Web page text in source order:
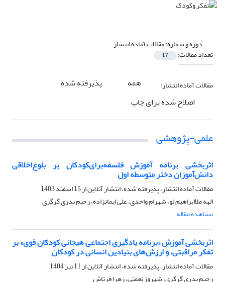
دوره و شماره:مقالات آماده انتشار
تعداد مقالات: 17
مقالات آماده انتشار: همه
پذیرفته شده
اصلاح شده برای چاپ
علمی-پژوهشی
اثربخشی برنامه آموزش فلسفه‌برای‌کودکان بر بلوغ‌اخلاقی
دانش‌آموزان دختر متوسطه اول
مقالات آماده انتشار، پذیرفته شده، انتشار آنلاین از15 اسفند 1403
الهه ملاابراهیم لو، شهرام واحدی، علی ایمانزاده، رحیم بدری گرگری
مشاهده مقاله
اثربخشی آموزش «برنامه یادگیری اجتماعی هیجانی کودکان قوی» بر
تفکر مراقبتی، و ارزش‌های بنیادین انسانی در کودکان
مقالات آماده انتشار، پذیرفته شده، انتشار آنلاین از11 تیر 1404
رحیم بدری گرگری، شهروز نعمتی، زهرا فرتاش